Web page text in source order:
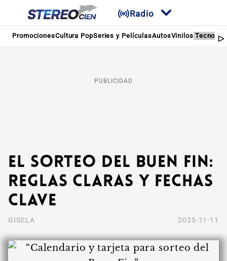
Radio
PromocionesCultura PopSeries y PelículasAutosVinilos
PUBLICIDAD
El sorteo del Buen Fin:
reglas claras y fechas
clave
GISELA 2025-11-11